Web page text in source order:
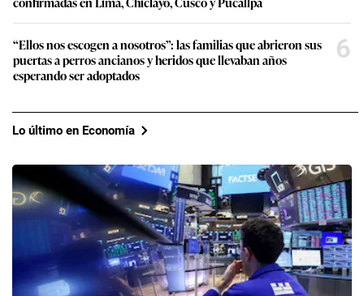
“Ellos nos escogen a nosotros”: las familias que abrieron sus
puertas a perros ancianos y heridos que llevaban años
esperando ser adoptados
6
Lo último en Economía